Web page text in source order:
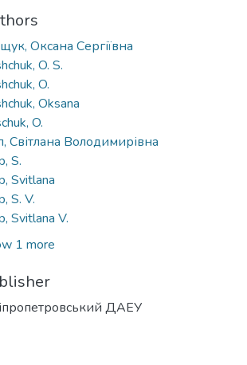
Оксана Сергіївна
O. S.
O.
Oksana
O.
Світлана Володимирівна
S.
Svitlana
S. V.
Svitlana V.
1 more
ДАЕУ